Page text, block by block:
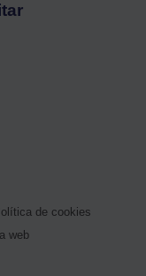
de cookies
web